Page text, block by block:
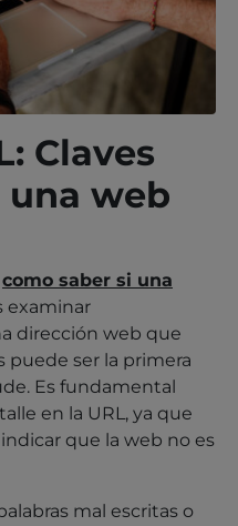
Claves
una web
como saber si una
examinar
dirección web que
puede ser la primera
Es fundamental
en la URL, ya que
que la web no es
mal escritas o